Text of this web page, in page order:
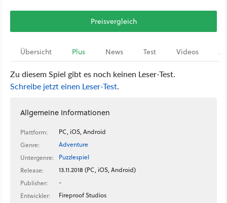
Preisvergleich
Übersicht Plus News Test Videos
Zu diesem Spiel gibt es noch keinen Leser-Test.
Schreibe jetzt einen Leser-Test.
Allgemeine Informationen
Plattform:
PC, iOS, Android
Genre:
Adventure
Untergenre:
Puzzlespiel
Release:
13.11.2018 (PC, iOS, Android)
Publisher:
-
Entwickler:
Fireproof Studios